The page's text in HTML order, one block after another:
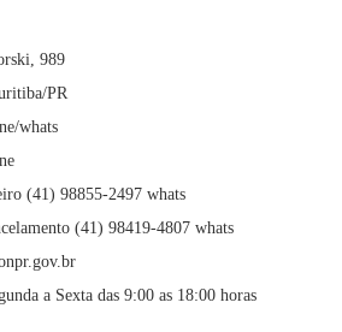
989
PR
whats
(41) 98855-2497 whats
(41) 98419-4807 whats
a Sexta das 9:00 as 18:00 horas